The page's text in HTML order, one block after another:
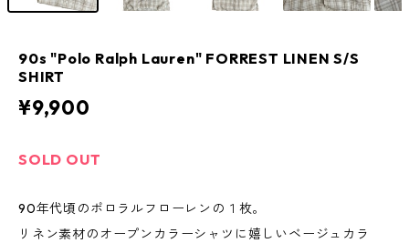
90s "Polo Ralph Lauren" FORREST LINEN S/S
SHIRT
¥9,900
SOLD OUT
90年代頃のポロラルフローレンの１枚。
リネン素材のオープンカラーシャツに嬉しいベージュカラ